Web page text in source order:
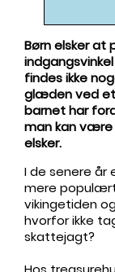
Børn elsker at
findes ikke
glæden ved et
barnet har
man kan være
elsker.
I de senere
mere
vikingetiden
hvorfor ikke
skattejagt?